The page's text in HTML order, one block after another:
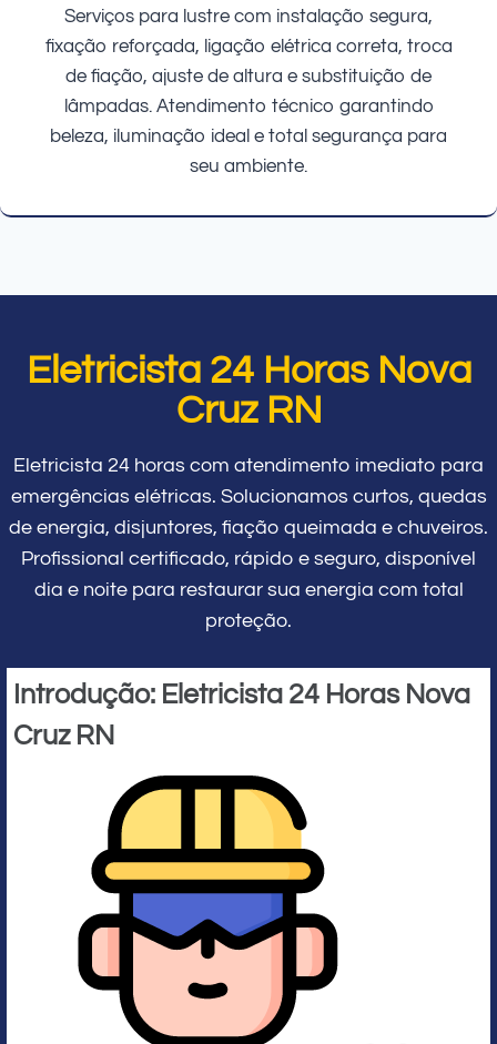
Serviços para lustre com instalação segura,
fixação reforçada, ligação elétrica correta, troca
de fiação, ajuste de altura e substituição de
lâmpadas. Atendimento técnico garantindo
beleza, iluminação ideal e total segurança para
seu ambiente.
Eletricista 24 Horas Nova
Cruz RN
Eletricista 24 horas com atendimento imediato para
emergências elétricas. Solucionamos curtos, quedas
de energia, disjuntores, fiação queimada e chuveiros.
Profissional certificado, rápido e seguro, disponível
dia e noite para restaurar sua energia com total
proteção.
Introdução: Eletricista 24 Horas Nova
Cruz RN